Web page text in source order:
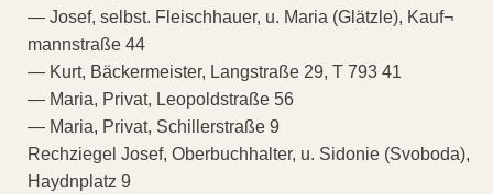
— Josef, selbst. Fleischhauer, u. Maria (Glätzle), Kauf¬
mannstraße 44
— Kurt, Bäckermeister, Langstraße 29, T 793 41
— Maria, Privat, Leopoldstraße 56
— Maria, Privat, Schillerstraße 9
Rechziegel Josef, Oberbuchhalter, u. Sidonie (Svoboda),
Haydnplatz 9